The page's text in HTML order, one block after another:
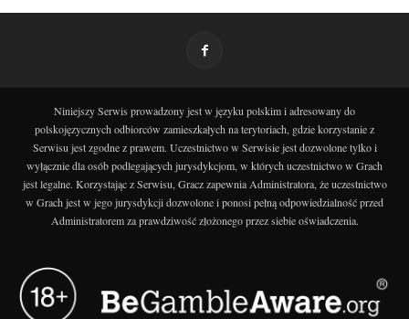
Niniejszy Serwis prowadzony jest w języku polskim i adresowany do
polskojęzycznych odbiorców zamieszkałych na terytoriach, gdzie korzystanie z
Serwisu jest zgodne z prawem. Uczestnictwo w Serwisie jest dozwolone tylko i
wyłącznie dla osób podlegających jurysdykcjom, w których uczestnictwo w Grach
jest legalne. Korzystając z Serwisu, Gracz zapewnia Administratora, że uczestnictwo
w Grach jest w jego jurysdykcji dozwolone i ponosi pełną odpowiedzialność przed
Administratorem za prawdziwość złożonego przez siebie oświadczenia.